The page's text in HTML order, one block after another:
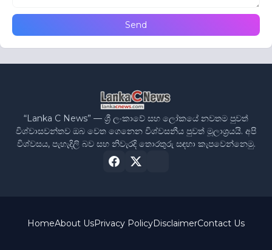
“Lanka C News” — ශ්‍රී ලංකාවේ සහ ලෝකයේ නවතම පුවත්
විශ්වාසවන්තව ඔබ වෙත ගෙනෙන විශ්වසනීය පුවත් මූලාශ්‍රයයි. අපි
විශ්වසය, පැහැදිලි බව සහ නිවැරදි තොරතුරු සඳහා කැපවෙන්නෙමු.
HomeAbout UsPrivacy PolicyDisclaimerContact Us